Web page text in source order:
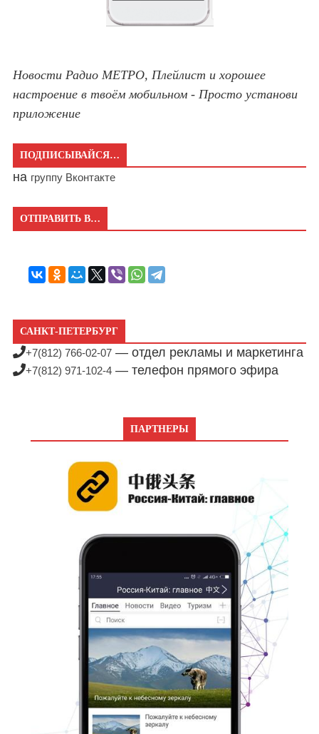
Новости Радио МЕТРО, Плейлист и хорошее
настроение в твоём мобильном - Просто установи
приложение
ПОДПИСЫВАЙСЯ…
на группу Вконтакте
ОТПРАВИТЬ В…
САНКТ-ПЕТЕРБУРГ
+7(812) 766-02-07 — отдел рекламы и маркетинга
+7(812) 971-102-4 — телефон прямого эфира
ПАРТНЕРЫ